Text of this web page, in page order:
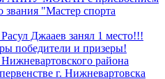
звания "Мастер спорта
Джааев занял 1 место!!!
победители и призеры!
района
г. Нижневартовска